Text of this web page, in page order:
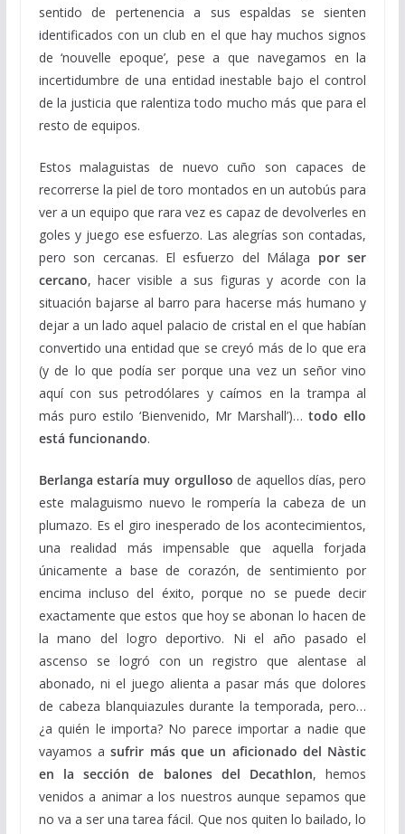
sentido de pertenencia a sus espaldas se sienten
identificados con un club en el que hay muchos signos
de ‘nouvelle epoque’, pese a que navegamos en la
incertidumbre de una entidad inestable bajo el control
de la justicia que ralentiza todo mucho más que para el
resto de equipos.
Estos malaguistas de nuevo cuño son capaces de
recorrerse la piel de toro montados en un autobús para
ver a un equipo que rara vez es capaz de devolverles en
goles y juego ese esfuerzo. Las alegrías son contadas,
pero son cercanas. El esfuerzo del Málaga por ser
cercano, hacer visible a sus figuras y acorde con la
situación bajarse al barro para hacerse más humano y
dejar a un lado aquel palacio de cristal en el que habían
convertido una entidad que se creyó más de lo que era
(y de lo que podía ser porque una vez un señor vino
aquí con sus petrodólares y caímos en la trampa al
más puro estilo ‘Bienvenido, Mr Marshall’)…todo ello
está funcionando.
Berlanga estaría muy orgulloso de aquellos días, pero
este malaguismo nuevo le rompería la cabeza de un
plumazo. Es el giro inesperado de los acontecimientos,
una realidad más impensable que aquella forjada
únicamente a base de corazón, de sentimiento por
encima incluso del éxito, porque no se puede decir
exactamente que estos que hoy se abonan lo hacen de
la mano del logro deportivo. Ni el año pasado el
ascenso se logró con un registro que alentase al
abonado, ni el juego alienta a pasar más que dolores
de cabeza blanquiazules durante la temporada, pero…
¿a quién le importa? No parece importar a nadie que
vayamos asufrir más que un aficionado del Nàstic
en la sección de balones del Decathlon, hemos
venidos a animar a los nuestros aunque sepamos que
no va a ser una tarea fácil. Que nos quiten lo bailado, lo